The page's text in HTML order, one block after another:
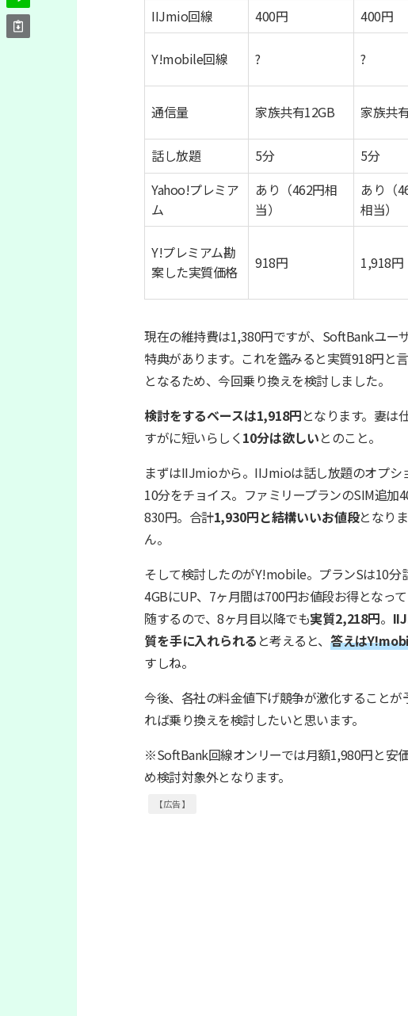
IIJmio回線 400円 400円
Y!mobile回線 ? ?
通信量 家族共有12GB 家族共
話し放題
5分 5分
Yahoo!プレミア
ム
あり（462円相
当）
あり（
相当）
Y!プレミアム勘
案した実質価格
918円 1,918円
現在の維持費は1,380円ですが、SoftBankユー
特典があります。これを鑑みると実質918円と
となるため、今回乗り換えを検討しました。
検討をするベースは1,918円となります。妻は
すがに短いらしく 10分は欲しいとのこと。
まずはIIJmioから。IIJmioは話し放題のオプシ
10分をチョイス。ファミリープランのSIM追加
830円。合計1,930円と結構いいお値段となり
ん。
そして検討したのがY!mobile。プランSは10
4GBにUP、7ヶ月間は700円お値段お得となっ
随するので、8ヶ月目以降でも実質2,218円。
質を手に入れられる と考えると、 答えは
すしね。
今後、各社の料金値下げ競争が激化すること
れば乗り換えを検討したいと思います。
※SoftBank回線オンリーでは月額1,980円と安
め検討対象外となります。
【広告】